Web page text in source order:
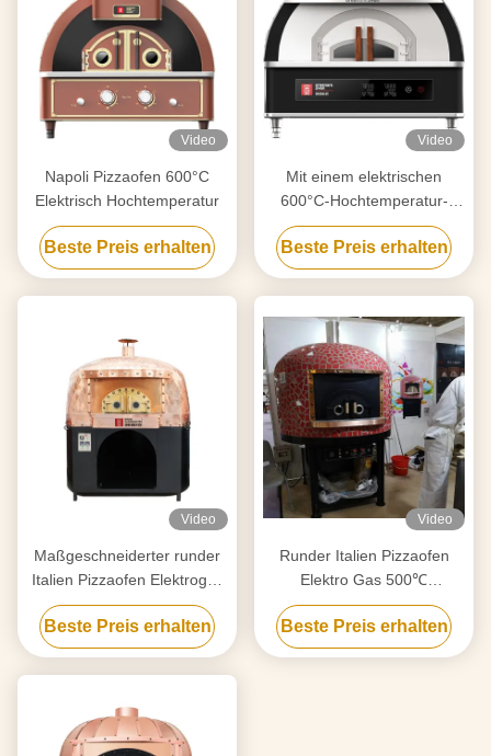
Video
Napoli Pizzaofen 600°C
Elektrisch Hochtemperatur
Beste Preis erhalten
Video
Mit einem elektrischen
600°C-Hochtemperatur-
Pizzoofen
Beste Preis erhalten
Video
Maßgeschneiderter runder
Italien Pizzaofen Elektrogas
500°C Hochtemperatur
Beste Preis erhalten
Video
Runder Italien Pizzaofen
Elektro Gas 500℃
Hochtemperatur
Beste Preis erhalten